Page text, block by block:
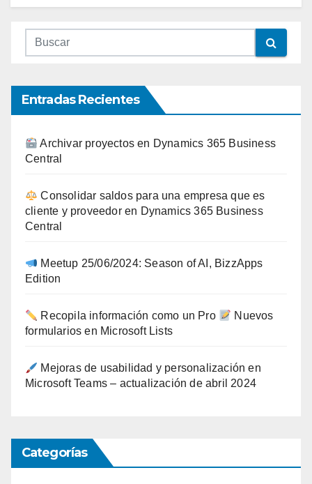
Entradas Recientes
Archivar proyectos en Dynamics 365 Business
Central
Consolidar saldos para una empresa que es
cliente y proveedor en Dynamics 365 Business
Central
Meetup 25/06/2024: Season of AI, BizzApps
Edition
Recopila información como un Pro
Nuevos
formularios en Microsoft Lists
Mejoras de usabilidad y personalización en
Microsoft Teams – actualización de abril 2024
Categorías